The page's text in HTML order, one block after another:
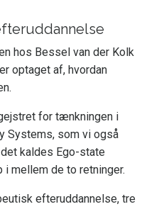
hos Bessel van der Kolk
optaget af, hvordan
for tænkningen i
Systems, som vi også
kaldes Ego-state
i mellem de to retninger.
efteruddannelse, tre